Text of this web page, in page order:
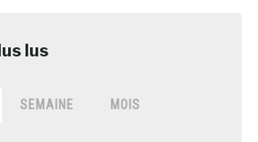
SEMAINE MOIS